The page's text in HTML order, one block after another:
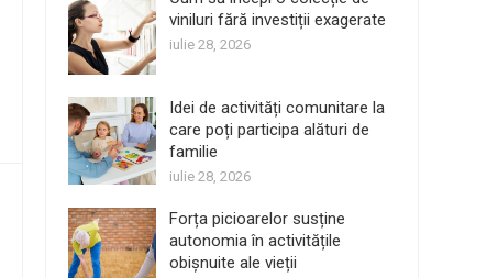
viniluri fără investiții exagerate
iulie 28, 2026
Idei de activități comunitare la
care poți participa alături de
familie
iulie 28, 2026
Forța picioarelor susține
autonomia în activitățile
obișnuite ale vieții